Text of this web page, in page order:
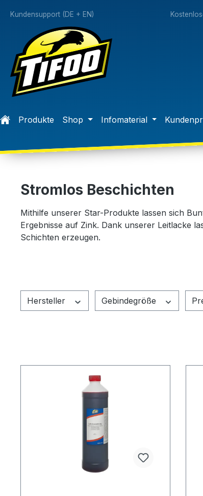
Zur Hauptnavigation springen
Kundensupport (DE + EN)
Produkte Shop Infomaterial
Stromlos Beschichten
Mithilfe unserer Star-Produkte lassen sich
Ergebnisse auf Zink. Dank unserer Leitlacke
Schichten erzeugen.
Hersteller Gebindegröße